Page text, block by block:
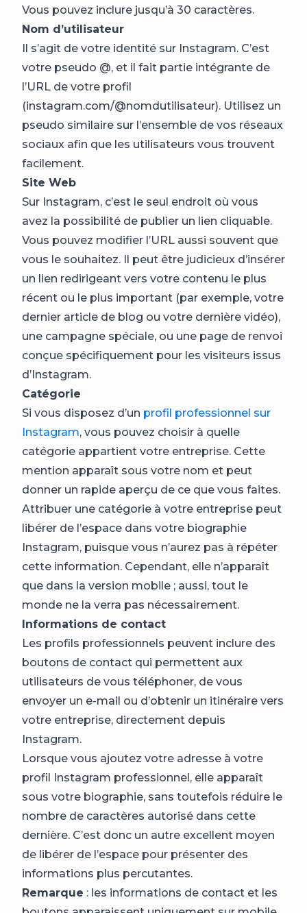
Vous pouvez inclure jusqu’à 30 caractères.
Nom d’utilisateur
Il s’agit de votre identité sur Instagram. C’est
votre pseudo @, et il fait partie intégrante de
l’URL de votre profil
(instagram.com/@nomdutilisateur). Utilisez un
pseudo similaire sur l’ensemble de vos réseaux
sociaux afin que les utilisateurs vous trouvent
facilement.
Site Web
Sur Instagram, c’est le seul endroit où vous
avez la possibilité de publier un lien cliquable.
Vous pouvez modifier l’URL aussi souvent que
vous le souhaitez. Il peut être judicieux d’insérer
un lien redirigeant vers votre contenu le plus
récent ou le plus important (par exemple, votre
dernier article de blog ou votre dernière vidéo),
une campagne spéciale, ou une page de renvoi
conçue spécifiquement pour les visiteurs issus
d’Instagram.
Catégorie
Si vous disposez d’un profil professionnel sur
Instagram, vous pouvez choisir à quelle
catégorie appartient votre entreprise. Cette
mention apparaît sous votre nom et peut
donner un rapide aperçu de ce que vous faites.
Attribuer une catégorie à votre entreprise peut
libérer de l’espace dans votre biographie
Instagram, puisque vous n’aurez pas à répéter
cette information. Cependant, elle n’apparaît
que dans la version mobile ; aussi, tout le
monde ne la verra pas nécessairement.
Informations de contact
Les profils professionnels peuvent inclure des
boutons de contact qui permettent aux
utilisateurs de vous téléphoner, de vous
envoyer un e-mail ou d’obtenir un itinéraire vers
votre entreprise, directement depuis
Instagram.
Lorsque vous ajoutez votre adresse à votre
profil Instagram professionnel, elle apparaît
sous votre biographie, sans toutefois réduire le
nombre de caractères autorisé dans cette
dernière. C’est donc un autre excellent moyen
de libérer de l’espace pour présenter des
informations plus percutantes.
Remarque : les informations de contact et les